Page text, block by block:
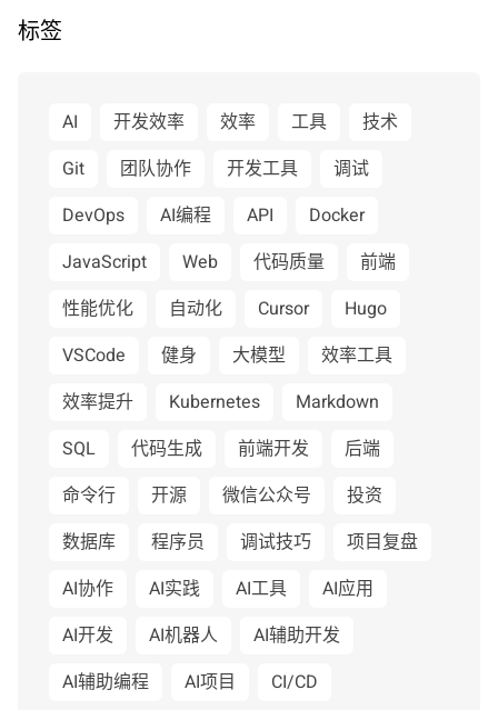
标签
AI 开发效率 效率 工具
技术
Git
团队协作 开发工具
调试
DevOps
AI编程 API
Docker
JavaScript
Web 代码质量
前端
性能优化
自动化 Cursor
Hugo
VSCode
健身 大模型
效率工具
效率提升
Kubernetes
Markdown
SQL
代码生成 前端开发
后端
命令行
开源 微信公众号
投资
数据库
程序员 调试技巧
项目复盘
AI协作
AI实践 AI工具
AI应用
AI开发
AI机器人
AI辅助开发
AI辅助编程
AI项目 CI/CD